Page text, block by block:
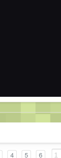
4 5 6